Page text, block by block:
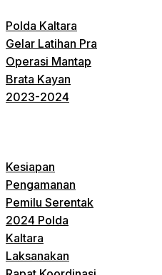
Polda Kaltara
Gelar Latihan Pra
Operasi Mantap
Brata Kayan
2023-2024
Kesiapan
Pengamanan
Pemilu Serentak
2024 Polda
Kaltara
Laksanakan